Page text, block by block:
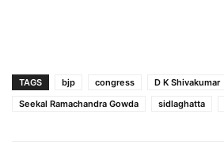
TAGS bjp congress
D K Shivakumar
Seekal Ramachandra Gowda
sidlaghatta